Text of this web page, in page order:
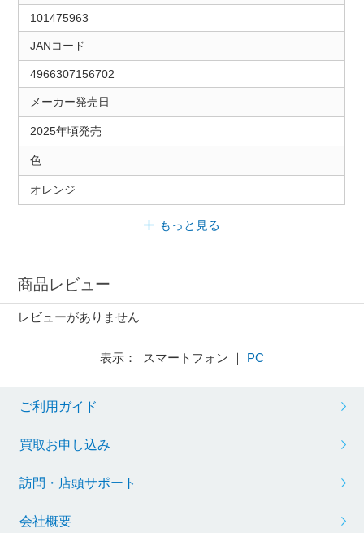
101475963
JANコード
4966307156702
メーカー発売日
2025年頃発売
色
オレンジ
もっと見る
商品レビュー
レビューがありません
表示： スマートフォン ｜ PC
ご利用ガイド
買取お申し込み
訪問・店頭サポート
会社概要